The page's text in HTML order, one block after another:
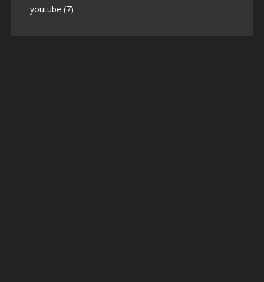
youtube (7)